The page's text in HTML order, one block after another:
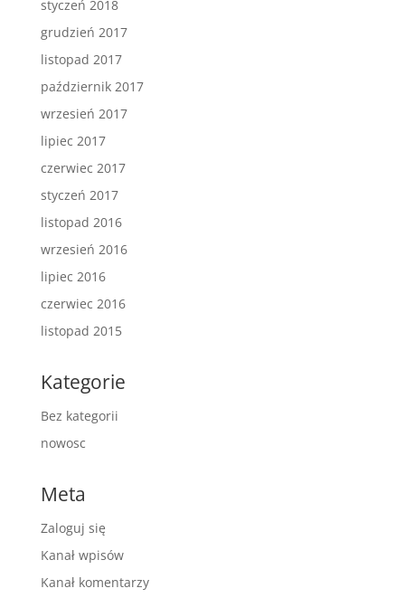
styczeń 2018
grudzień 2017
listopad 2017
październik 2017
wrzesień 2017
lipiec 2017
czerwiec 2017
styczeń 2017
listopad 2016
wrzesień 2016
lipiec 2016
czerwiec 2016
listopad 2015
Kategorie
Bez kategorii
nowosc
Meta
Zaloguj się
Kanał wpisów
Kanał komentarzy